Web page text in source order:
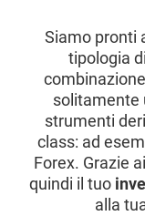
Siamo pronti
tipologia
solitamente
strumenti
class: ad
Forex. Grazie ai
quindi il tuo
alla